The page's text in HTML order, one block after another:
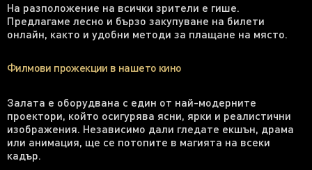
На разположение на всички зрители е гише.
Предлагаме лесно и бързо закупуване на билети
онлайн, както и удобни методи за плащане на място.
Филмови прожекции в нашето кино
Залата е оборудвана с един от най-модерните
проектори, който осигурява ясни, ярки и реалистични
изображения. Независимо дали гледате екшън, драма
или анимация, ще се потопите в магията на всеки
кадър.